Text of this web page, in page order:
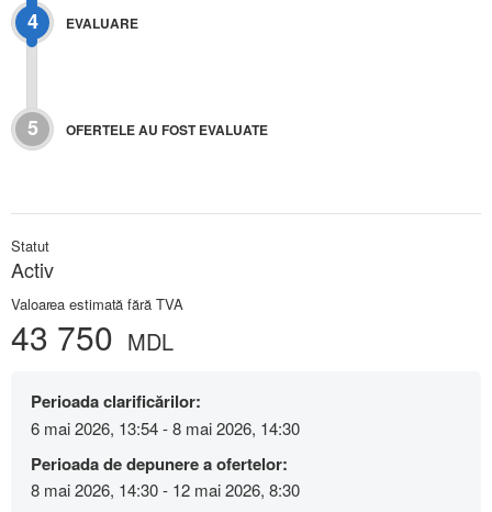
4 EVALUARE
5 OFERTELE AU FOST EVALUATE
Statut
Activ
Valoarea estimată fără TVA
43 750 MDL
Perioada clarificărilor:
6 mai 2026, 13:54 - 8 mai 2026, 14:30
Perioada de depunere a ofertelor:
8 mai 2026, 14:30 - 12 mai 2026, 8:30